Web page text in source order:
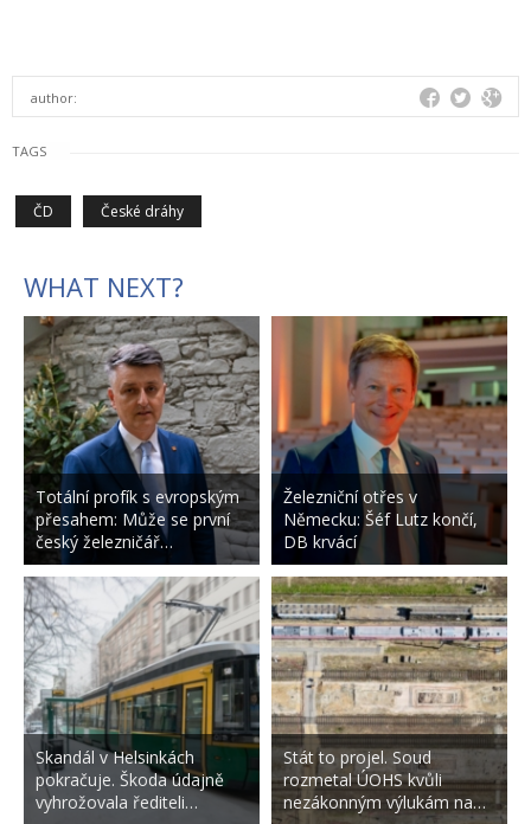
author:
TAGS
ČD České dráhy
WHAT NEXT?
Totální profík s evropským
přesahem: Může se první
český železničář…
Skandál v Helsinkách
pokračuje. Škoda údajně
vyhrožovala řediteli…
Železniční otřes v
Německu: Šéf Lutz končí,
DB krvácí
Stát to projel. Soud
rozmetal ÚOHS kvůli
nezákonným výlukám na…